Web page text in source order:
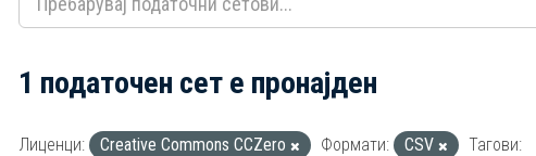
1 податочен сет е пронајден
Лиценци: Creative Commons CCZero Формати: CSV
Тагови: